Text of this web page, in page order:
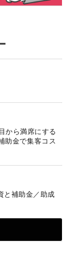
から満席にする
助金で集客コス
と補助金／助成